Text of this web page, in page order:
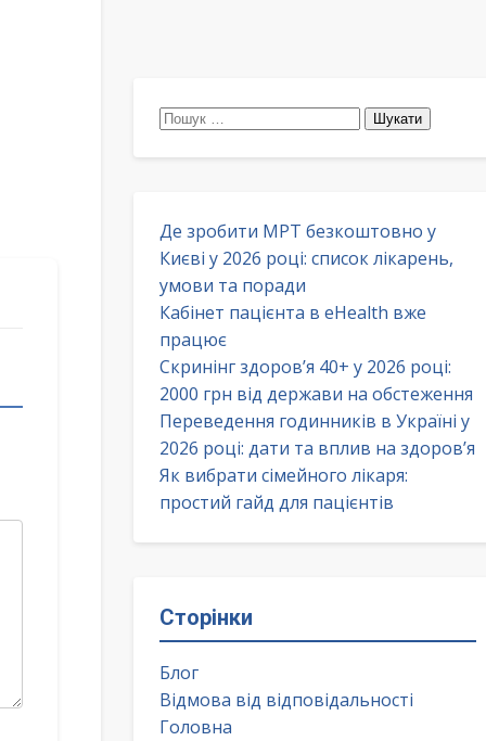
Пошук:
Де зробити МРТ безкоштовно у
Києві у 2026 році: список лікарень,
умови та поради
Кабінет пацієнта в eHealth вже
працює
Скринінг здоров’я 40+ у 2026 році:
2000 грн від держави на обстеження
Переведення годинників в Україні у
2026 році: дати та вплив на здоров’я
Як вибрати сімейного лікаря:
простий гайд для пацієнтів
Сторінки
Блог
Відмова від відповідальності
Головна